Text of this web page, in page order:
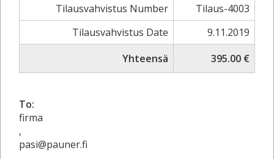
Tilausvahvistus Number
Tilaus-4003
Tilausvahvistus Date
9.11.2019
Yhteensä
395.00 €
To:
firma
,
pasi@pauner.fi